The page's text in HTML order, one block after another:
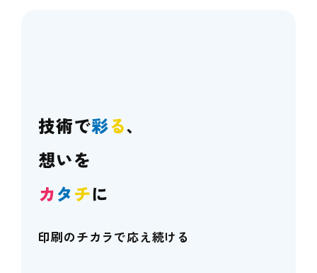
技術で彩る、
想いを
カタチに
印刷のチカラで応え続ける